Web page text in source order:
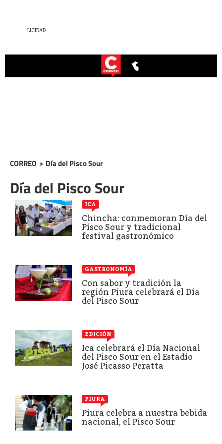
CORREO > Día del Pisco Sour
Día del Pisco Sour
ICA
Chincha: conmemoran Día del
Pisco Sour y tradicional
festival gastronómico
GASTRONOMÍA
Con sabor y tradición la
región Piura celebrará el Día
del Pisco Sour
EDICIÓN
Ica celebrará el Día Nacional
del Pisco Sour en el Estadio
José Picasso Peratta
PIURA
Piura celebra a nuestra bebida
nacional, el Pisco Sour